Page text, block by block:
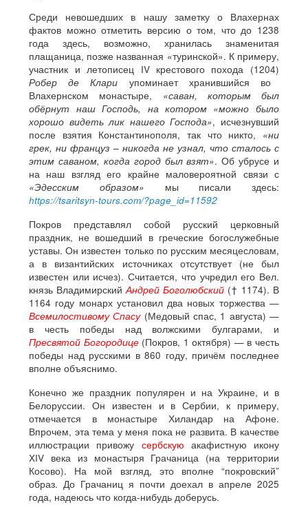
Среди невошедших в нашу заметку о Влахернах
фактов можно отметить версию о том, что до 1238
года здесь, возможно, хранилась знаменитая
плащаница, позже названная «туринской». К примеру,
участник и летописец IV крестового похода (1204)
Робер де Клари упоминает хранившийся во
Влахернском монастыре, «саван, которым был
обёрнут наш Господь, на котором «можно было
хорошо видеть лик нашего Господа», исчезнувший
после взятия Константинополя, так что никто, «ни
грек, ни француз – никогда не узнал, что сталось с
этим саваном, когда город был взят». Об убрусе и
на наш взгляд его крайне маловероятной связи с
«Эдесским образом» мы писали здесь:
https://tsaritsyn-tours.com/?page_id=11592
Покров представлял собой русский церковный
праздник, не вошедший в греческие богослужебные
уставы. Он известен только по русским месяцесловам,
а в византийских источниках отсутствует (не был
известен или исчез). Считается, что учредил его Вел.
князь ВладимирскийАндрей Боголюбский († 1174). В
1164 году монарх установил два новых торжества —
Всемилостивому Спасу(Медовый спас, 1 августа) —
в честь победы над волжскими булгарами, и
Пресвятой Богородице (Покров, 1 октября) — в честь
победы над русскими в 860 году, причём последнее
вполне объяснимо.
Конечно же праздник популярен и на Украине, и в
Белоруссии. Он известен и в Сербии, к примеру,
отмечается в монастыре Хиландар на Афоне.
Впрочем, эта тема у меня пока не развита. В качестве
иллюстрации привожу сербскую акафистную икону
XIV века из монастыря Грачаница (на территории
Косово). На мой взгляд, это вполне “покровский”
образ. До Грачаниц я почти доехал в апреле 2025
года, надеюсь что когда-нибудь доберусь.